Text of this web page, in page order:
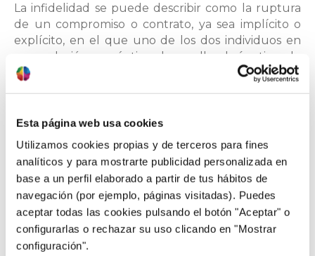
Esta página web usa cookies
Utilizamos cookies propias y de terceros para fines
analíticos y para mostrarte publicidad personalizada en
base a un perfil elaborado a partir de tus hábitos de
navegación (por ejemplo, páginas visitadas). Puedes
aceptar todas las cookies pulsando el botón "Aceptar" o
configurarlas o rechazar su uso clicando en "Mostrar
configuración".
La infidelidad se puede describir como la ruptura
de un compromiso o contrato, ya sea implícito o
explícito, en el que uno de los dos individuos en
una relación romántica desarrolla algún tipo de
vínculo con otra persona. Aunque esta definición
saber más